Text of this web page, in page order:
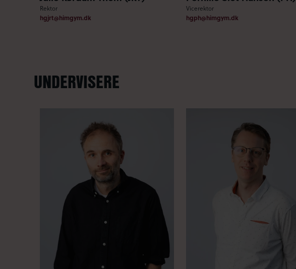
Rektor
hgjrt@himgym.dk
Vicerektor
hgph@himgym.dk
UNDERVISERE